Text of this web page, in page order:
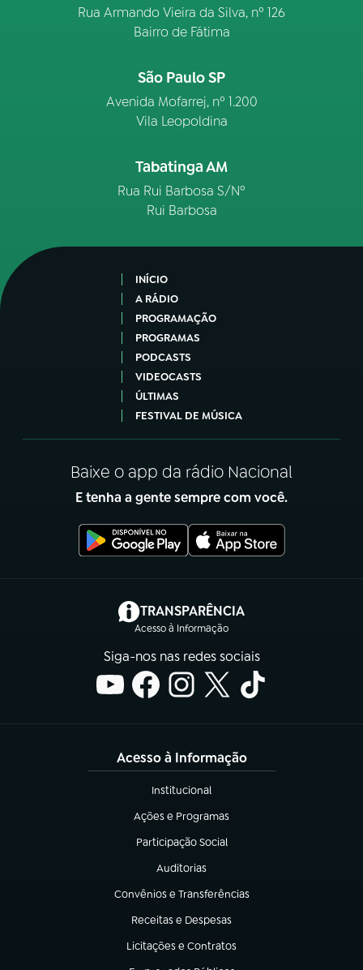
Rua Armando Vieira da Silva, nº 126
Bairro de Fátima
São Paulo SP
Avenida Mofarrej, nº 1.200
Vila Leopoldina
Tabatinga AM
Rua Rui Barbosa S/Nº
Rui Barbosa
INÍCIO
A RÁDIO
PROGRAMAÇÃO
PROGRAMAS
PODCASTS
VIDEOCASTS
ÚLTIMAS
FESTIVAL DE MÚSICA
Baixe o app da rádio Nacional
E tenha a gente sempre com você.
TRANSPARÊNCIA
Acesso à Informação
(abre em nova aba)
Siga-nos nas redes sociais
Acesso à Informação
Institucional
(abre em nova aba)
Ações e Programas
(abre em nova aba)
Participação Social
(abre em nova aba)
Auditorias
(abre em nova aba)
Convênios e Transferências
(abre em nova aba)
Receitas e Despesas
(abre em nova aba)
Licitações e Contratos
(abre em nova aba)